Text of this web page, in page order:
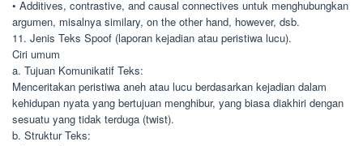
• Additives, contrastive, and causal connectives untuk menghubungkan
argumen, misalnya similary, on the other hand, however, dsb.
11. Jenis Teks Spoof (laporan kejadian atau peristiwa lucu).
Ciri umum
a. Tujuan Komunikatif Teks:
Menceritakan peristiwa aneh atau lucu berdasarkan kejadian dalam
kehidupan nyata yang bertujuan menghibur, yang biasa diakhiri dengan
sesuatu yang tidak terduga (twist).
b. Struktur Teks: